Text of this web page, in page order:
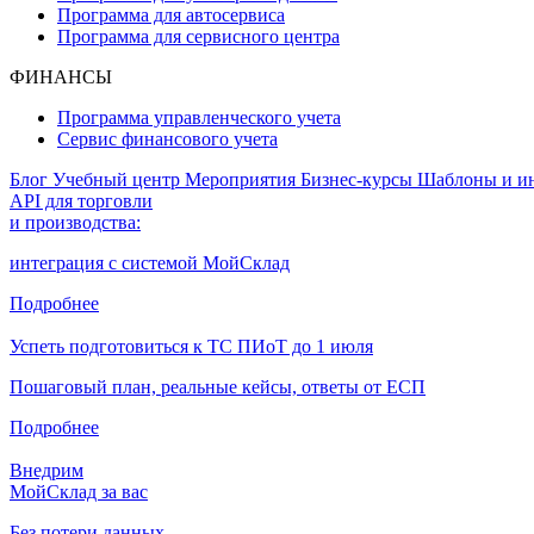
Программа для автосервиса
Программа для сервисного центра
ФИНАНСЫ
Программа управленческого учета
Сервис финансового учета
Блог Учебный центр Мероприятия Бизнес-курсы Шаблоны и
API для торговли
и производства:
интеграция с системой МойСклад
Подробнее
Успеть подготовиться к ТС ПИоТ до 1 июля
Пошаговый план, реальные кейсы, ответы от ЕСП
Подробнее
Внедрим
МойСклад за вас